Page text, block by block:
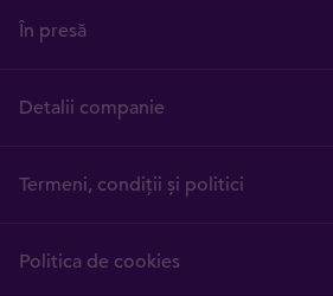
În presă
Detalii companie
Termeni, condiții și politici
Politica de cookies